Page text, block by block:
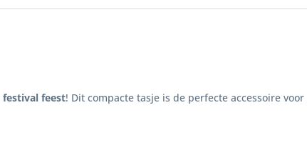
festival feest! Dit compacte tasje is de perfecte accessoire voor